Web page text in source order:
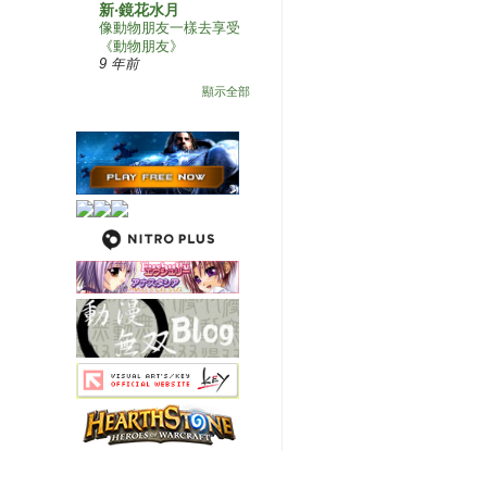
新‧鏡花水月
像動物朋友一樣去享受
《動物朋友》
9 年前
顯示全部